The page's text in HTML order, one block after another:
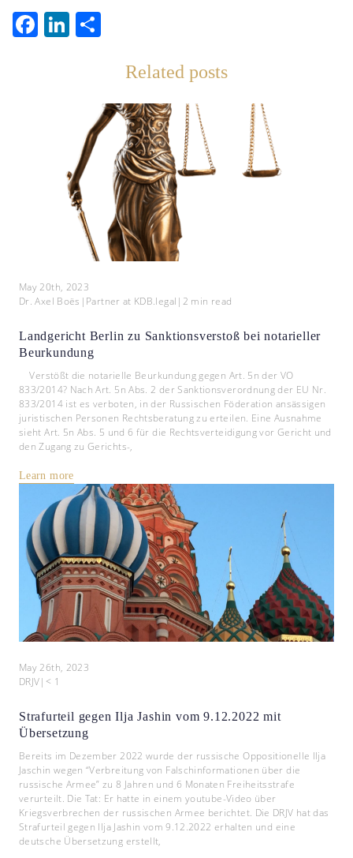
FacebookLinkedIn
Related posts
May 20th, 2023
Dr. Axel Boës | Partner at KDB.legal | 2 min read
Landgericht Berlin zu Sanktionsverstoß bei notarieller
Beurkundung
Verstößt die notarielle Beurkundung gegen Art. 5n der VO
833/2014? Nach Art. 5n Abs. 2 der Sanktionsverordnung der EU Nr.
833/2014 ist es verboten, in der Russischen Föderation ansässigen
juristischen Personen Rechtsberatung zu erteilen. Eine Ausnahme
sieht Art. 5n Abs. 5 und 6 für die Rechtsverteidigung vor Gericht und
den Zugang zu Gerichts-,
Learn more
May 26th, 2023
DRJV| < 1
Strafurteil gegen Ilja Jashin vom 9.12.2022 mit
Übersetzung
Bereits im Dezember 2022 wurde der russische Oppositionelle Ilja
Jaschin wegen “Verbreitung von Falschinformationen über die
russische Armee” zu 8 Jahren und 6 Monaten Freiheitsstrafe
verurteilt. Die Tat: Er hatte in einem youtube-Video über
Kriegsverbrechen der russischen Armee berichtet. Die DRJV hat das
Strafurteil gegen Ilja Jashin vom 9.12.2022 erhalten und eine
deutsche Übersetzung erstellt,